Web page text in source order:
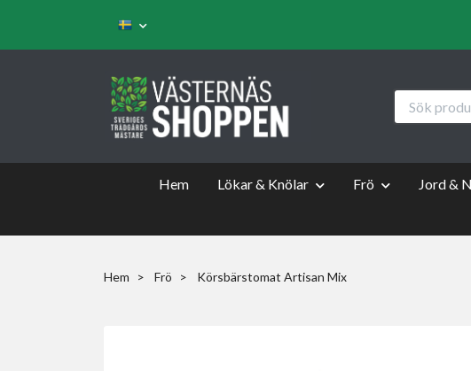
Hem Lökar & Knölar Frö Jord &
Hem Frö Körsbärstomat Artisan Mix